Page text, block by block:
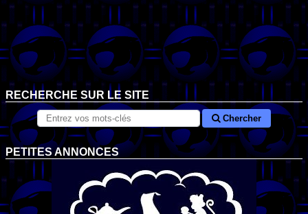
RECHERCHE SUR LE SITE
Chercher
PETITES ANNONCES